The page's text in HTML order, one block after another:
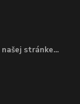
stránke...